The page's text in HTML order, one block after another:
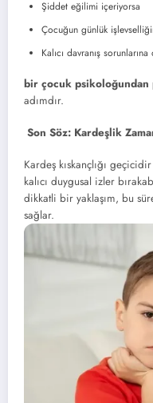
Şiddet eğilimi içeriyorsa
Çocuğun günlük
Kalıcı davranış
bir çocuk
adımdır.
Son Söz: Kardeşlik
Kardeş kıskançlığı
kalıcı duygusal izler
dikkatli bir yaklaşım, bu
sağlar.